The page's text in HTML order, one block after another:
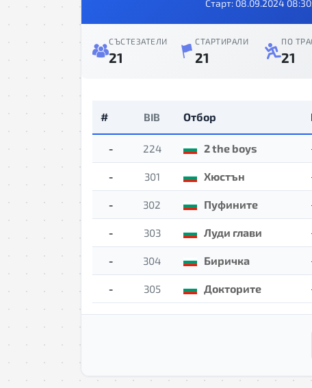
Старт: 08.09.2024
СЪСТЕЗАТЕЛИ
21
СТАРТИРАЛИ
21
ПО
21
# BIB Отбор
- 224 2 the boys
- 301 Хюстън
- 302 Пуфините
- 303 Луди глави
- 304 Биричка
- 305 Докторите